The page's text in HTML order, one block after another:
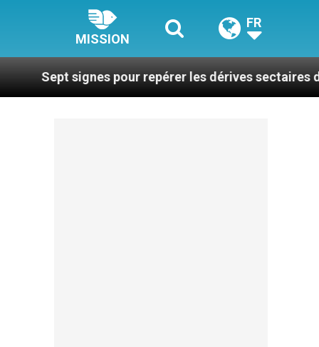
MISSION
FR
pour repérer les dérives sectaires du coaching